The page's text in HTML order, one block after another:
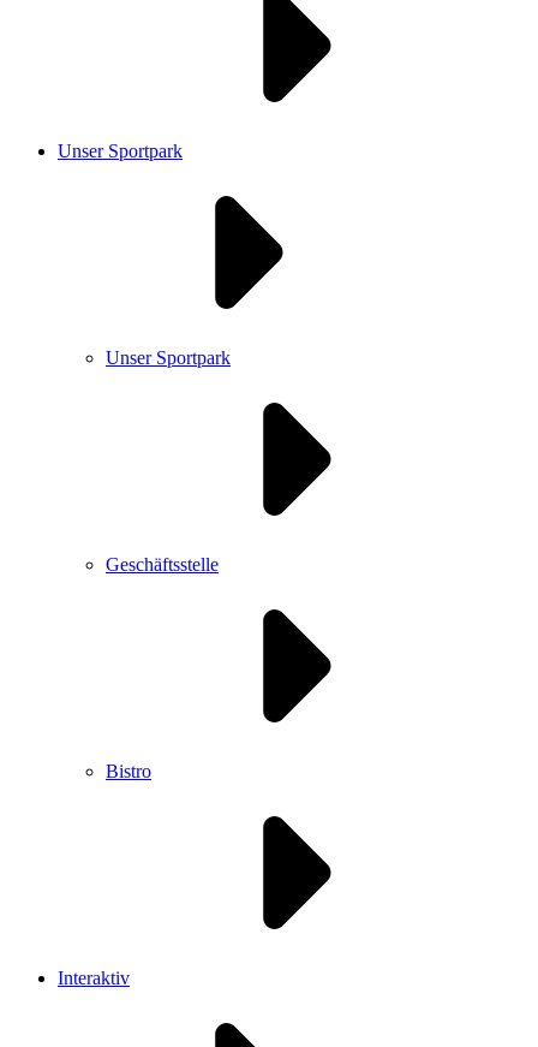
Unser Sportpark
Unser Sportpark
Geschäftsstelle
Bistro
Interaktiv